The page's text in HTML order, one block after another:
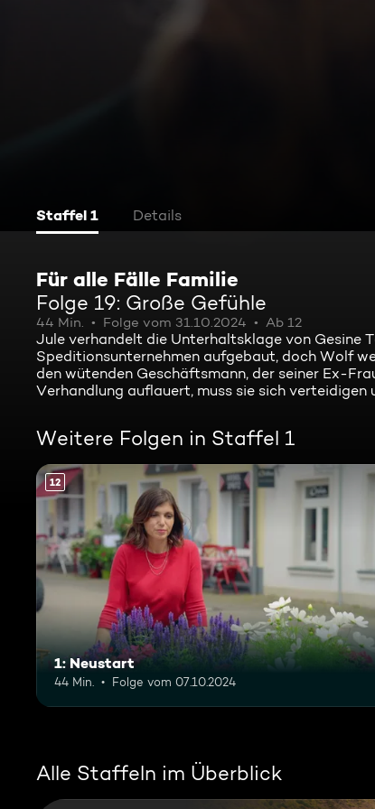
Staffel 1 Details
Für alle Fälle Familie
Folge 19: Große Gefühle
44 Min. Folge vom 31.10.2024 Ab 12
Jule verhandelt die Unterhaltsklage von Gesine
Speditionsunternehmen aufgebaut, doch Wolf
den wütenden Geschäftsmann, der seiner Ex-
Verhandlung auflauert, muss sie sich verteidigen
Weitere Folgen in Staffel 1
12
1: Neustart
44 Min. Folge vom 07.10.2024
Alle Staffeln im Überblick